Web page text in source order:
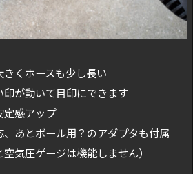
きくホースも少し長い
印が動いて目印にできます
定感アップ
、あとボール用？のアダプタも付属
空気圧ゲージは機能しません）